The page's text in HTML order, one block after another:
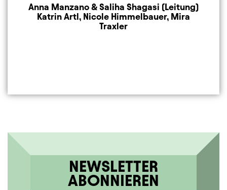
Anna Manzano & Saliha Shagasi (Leitung)
Katrin Artl, Nicole Himmelbauer, Mira
Traxler
NEWSLETTER
ABONNIEREN